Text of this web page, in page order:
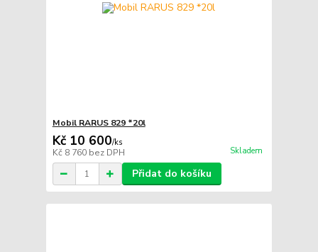
Mobil RARUS 829 *20l
Kč 10 600/ks
Kč 8 760 bez DPH Skladem
Přidat do košíku